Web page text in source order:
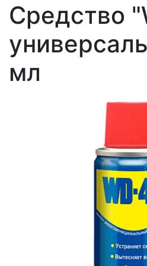
Средство
мл